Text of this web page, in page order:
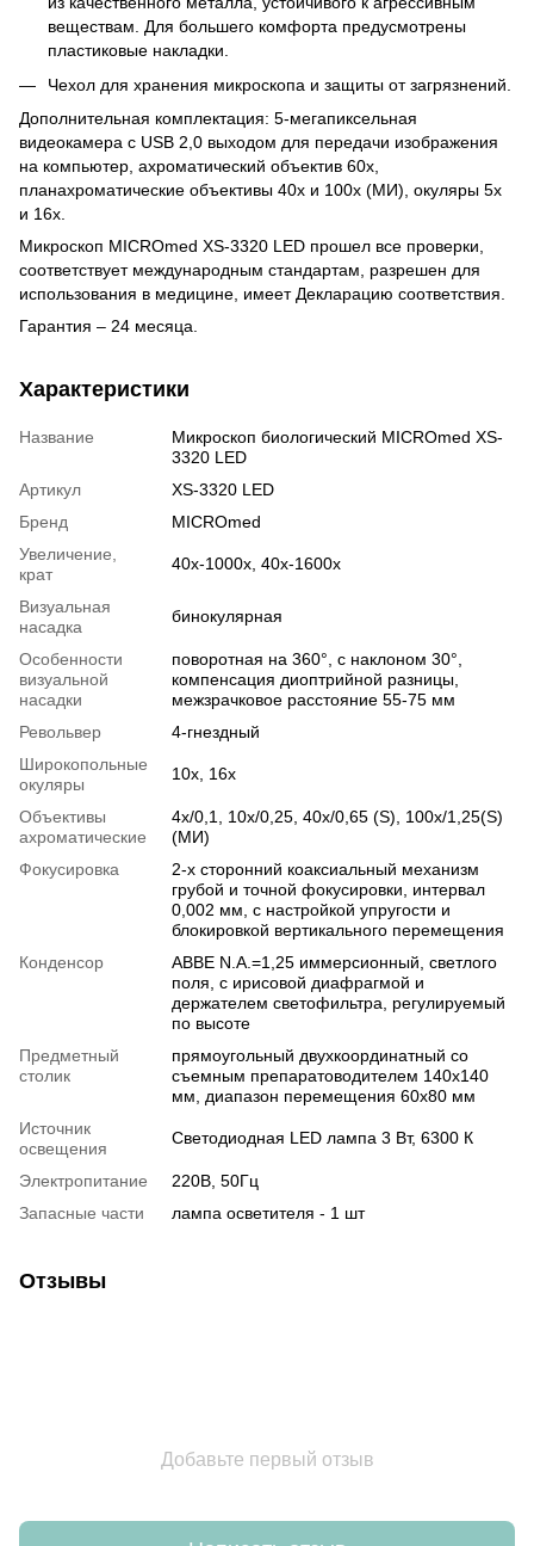
веществам. Для большего комфорта предусмотрены
пластиковые накладки.
Чехол для хранения микроскопа и защиты от загрязнений.
Дополнительная комплектация: 5-мегапиксельная
видеокамера с USB 2,0 выходом для передачи изображения
на компьютер, ахроматический объектив 60х,
планахроматические объективы 40х и 100х (МИ), окуляры 5х
и 16х.
Микроскоп MICROmed XS-3320 LED прошел все проверки,
соответствует международным стандартам, разрешен для
использования в медицине, имеет Декларацию соответствия.
Гарантия – 24 месяца.
Характеристики
Название
Микроскоп биологический MICROmed XS-
3320 LED
Артикул
XS-3320 LED
Бренд
MICROmed
Увеличение,
крат
40х-1000х, 40х-1600х
Визуальная
насадка
бинокулярная
Особенности
визуальной
насадки
поворотная на 360°, с наклоном 30°,
компенсация диоптрийной разницы,
межзрачковое расстояние 55-75 мм
Револьвер
4-гнездный
Широкопольные
окуляры
10х, 16х
Объективы
ахроматические
4х/0,1, 10х/0,25, 40х/0,65 (S), 100х/1,25(S)
(МИ)
Фокусировка
2-х сторонний коаксиальный механизм
грубой и точной фокусировки, интервал
0,002 мм, с настройкой упругости и
блокировкой вертикального перемещения
Конденсор
ABBE N.A.=1,25 иммерсионный, светлого
поля, с ирисовой диафрагмой и
держателем светофильтра, регулируемый
по высоте
Предметный
столик
прямоугольный двухкоординатный со
съемным препаратоводителем 140x140
мм, диапазон перемещения 60х80 мм
Источник
освещения
Светодиодная LED лампа 3 Вт, 6300 К
Электропитание
220В, 50Гц
Запасные части
лампа осветителя - 1 шт
Отзывы
Добавьте первый отзыв